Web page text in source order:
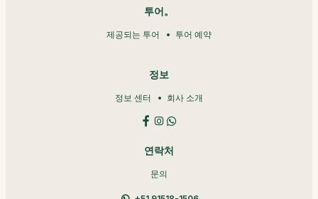
투어。
제공되는 투어 투어 예약
정보
정보 센터 회사 소개
연락처
문의